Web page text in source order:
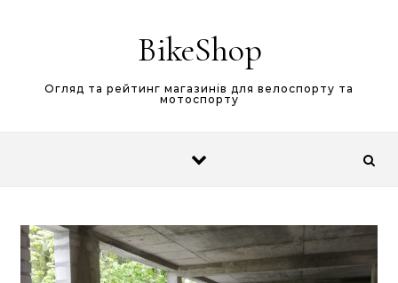
BikeShop
Огляд та рейтинг магазинів для велоспорту та
мотоспорту